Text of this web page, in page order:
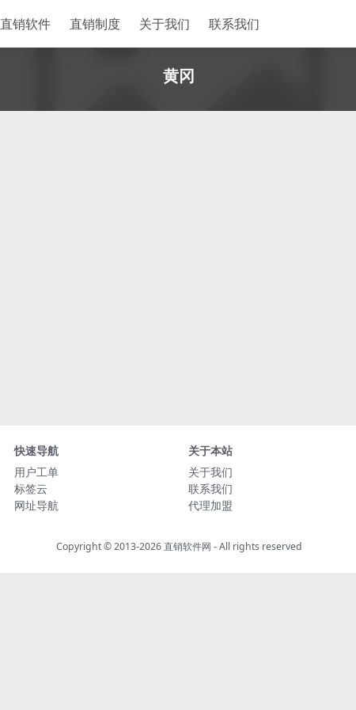
直销软件 直销制度 关于我们 联系我们
黄冈
快速导航
用户工单
标签云
网址导航
关于本站
关于我们
联系我们
代理加盟
Copyright © 2013-2026直销软件网 - All rights reserved